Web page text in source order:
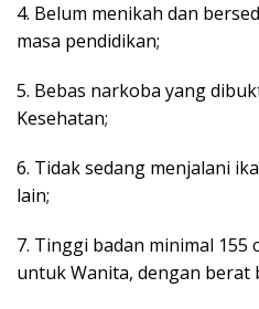
4. Belum menikah dan
masa pendidikan;
5. Bebas narkoba yang
Kesehatan;
6. Tidak sedang menjalani
lain;
7. Tinggi badan minimal 155
untuk Wanita, dengan berat